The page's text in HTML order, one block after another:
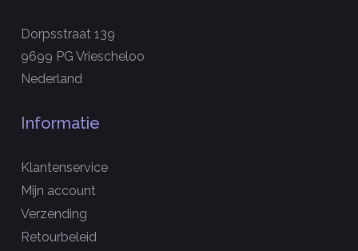
Dorpsstraat 139
9699 PG Vriescheloo
Nederland
Informatie
Klantenservice
Mijn account
Verzending
Retourbeleid